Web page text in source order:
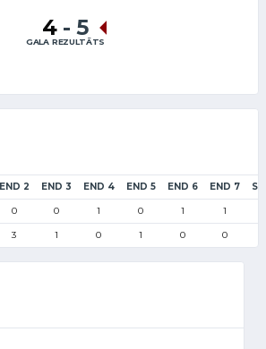
4 - 5
GALA REZULTĀTS
END 2 END 3 END 4 END 5 END 6 END 7
0 0 1 0 1 1
3 1 0 1 0 0